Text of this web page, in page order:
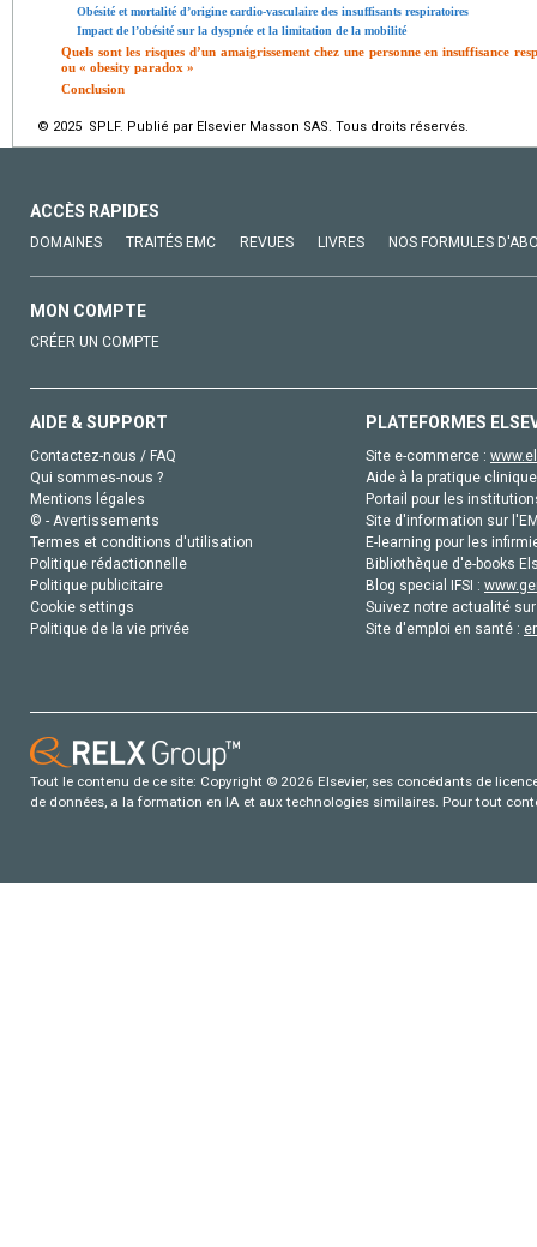
Obésité et mortalité d’origine cardio-vasculaire des insuffisants respiratoires
Impact de l’obésité sur la dyspnée et la limitation de la mobilité
Quels sont les risques d’un amaigrissement chez une personne en insuffisance
ou « obesity paradox »
Conclusion
© 2025 SPLF. Publié par Elsevier Masson SAS. Tous droits réservés.
ACCÈS RAPIDES
DOMAINES TRAITÉS EMC REVUES LIVRES NOS FORMULES
MON COMPTE
CRÉER UN COMPTE
AIDE & SUPPORT
Contactez-nous / FAQ
Qui sommes-nous ?
Mentions légales
© - Avertissements
Termes et conditions d'utilisation
Politique rédactionnelle
Politique publicitaire
Cookie settings
Politique de la vie privée
PLATEFORMES
Site e-commerce :
Aide à la pratique
Portail pour les
Site d'information sur
E-learning pour les
Bibliothèque d'e-books
Blog special IFSI :
Suivez notre actualité
Site d'emploi en santé :
Tout le contenu de ce site: Copyright © 2026 Elsevier, ses concédants de
de données, a la formation en IA et aux technologies similaires. Pour tout